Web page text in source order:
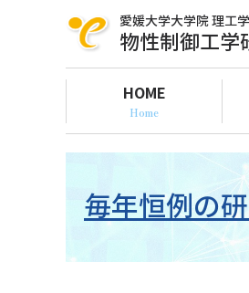
愛媛大学大学院 理工
物性制御工学
HOME
毎年恒例の